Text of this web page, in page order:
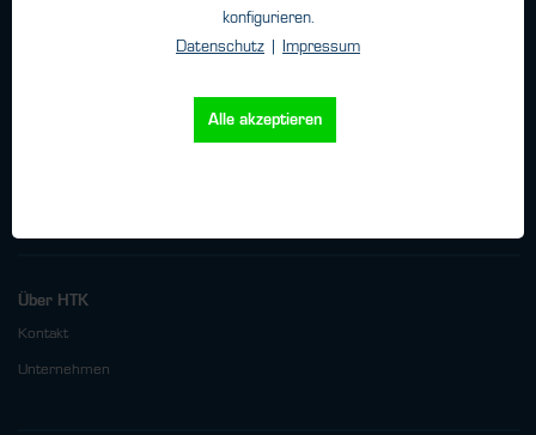
Oehleckerring 32 • 22419 Hamburg
Über HTK
Kontakt
Unternehmen
konfigurieren.
Datenschutz
Impressum
Alle akzeptieren